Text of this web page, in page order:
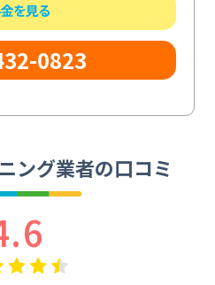
を見る
0823
ング業者の口コミ